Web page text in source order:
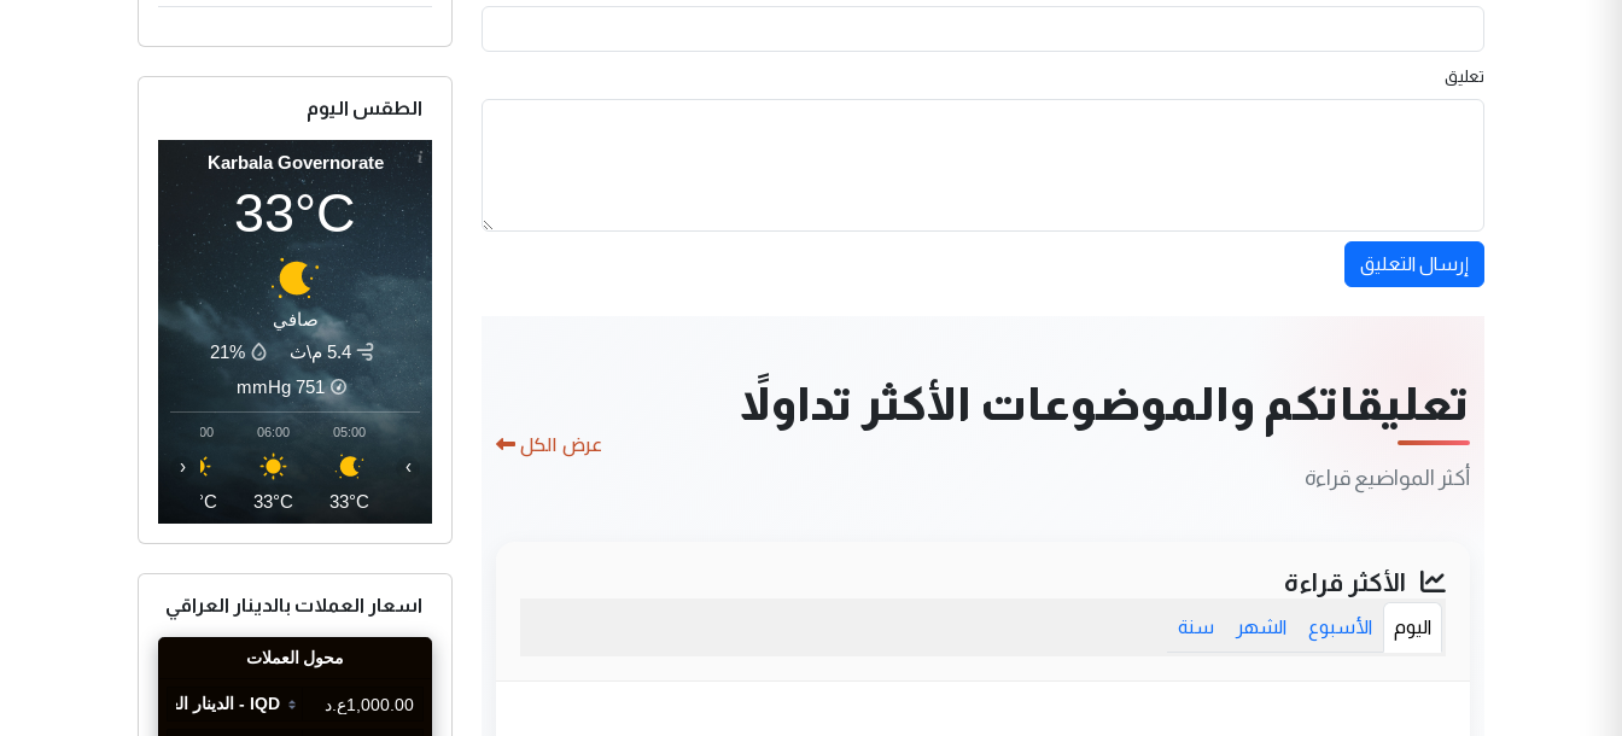
تعليق
إرسال التعليق
تعليقاتكم والموضوعات الأكثر تداولاً
أكثر المواضيع قراءة
عرض الكل
الأكثر قراءة
اليوم الأسبوع الشهر سنة
الطقس اليوم
Karbala Governorate
33°C
صافي
5.4 م\ث
21%
751
mmHg
05:00
33°C
06:00
33°C
07:00
34°C
‹ ›
اسعار العملات بالدينار العراقي